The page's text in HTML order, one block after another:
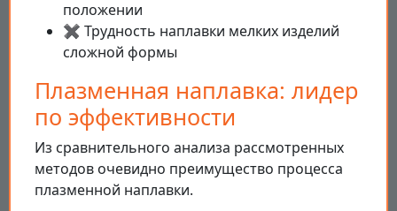
положении
✖ Трудность наплавки мелких изделий
сложной формы
Плазменная наплавка: лидер
по эффективности
Из сравнительного анализа рассмотренных
методов очевидно преимущество процесса
плазменной наплавки.